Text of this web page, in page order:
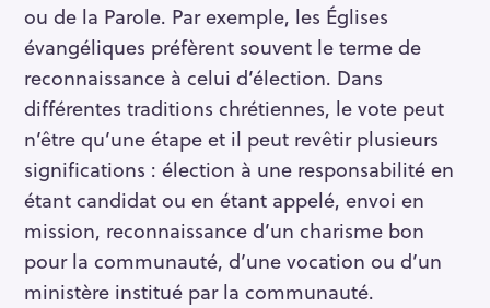
ou de la Parole. Par exemple, les Églises
évangéliques préfèrent souvent le terme de
reconnaissance à celui d’élection. Dans
différentes traditions chrétiennes, le vote peut
n’être qu’une étape et il peut revêtir plusieurs
significations : élection à une responsabilité en
étant candidat ou en étant appelé, envoi en
mission, reconnaissance d’un charisme bon
pour la communauté, d’une vocation ou d’un
ministère institué par la communauté.